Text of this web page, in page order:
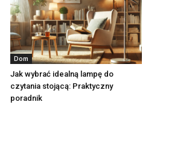
Dom
Jak wybrać idealną lampę do
czytania stojącą: Praktyczny
poradnik